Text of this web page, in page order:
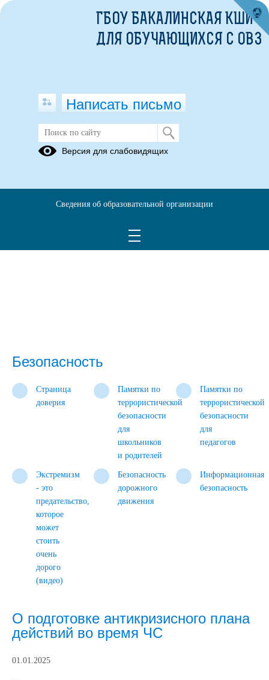
Безопасность
Страница
доверия
Памятки по
террористической
безопасности
для
школьников
и родителей
Памятки по
террористической
безопасности
для
педагогов
Экстремизм
- это
предательство,
которое
может
стоить
очень
дорого
(видео)
Безопасность
дорожного
движения
Информационная
безопасность
О подготовке антикризисного плана
действий во время ЧС
01.01.2025
ГБОУ БАКАЛИНСКАЯ КШИ
ДЛЯ ОБУЧАЮЩИХСЯ С ОВЗ
Написать письмо
Версия для слабовидящих
Сведения об образовательной организации